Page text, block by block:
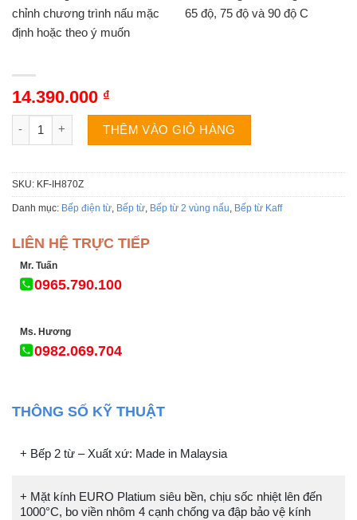
chỉnh chương trình nấu mặc
định hoặc theo ý muốn
65 độ, 75 độ và 90 độ C
14.390.000 ₫
Bếp điện từ Kaff KF-IH870Z | 2 vùng nấu âm số lượng
THÊM VÀO GIỎ HÀNG
SKU: KF-IH870Z
Danh mục: Bếp điện từ, Bếp từ, Bếp từ 2 vùng nấu, Bếp từ Kaff
LIÊN HỆ TRỰC TIẾP
Mr. Tuấn
0965.790.100
Ms. Hương
0982.069.704
THÔNG SỐ KỸ THUẬT
+ Bếp 2 từ – Xuất xứ: Made in Malaysia
+ Mặt kính EURO Platium siêu bền, chịu sốc nhiệt lên đến
1000°C, bo viền nhôm 4 cạnh chống va đập bảo vệ kính